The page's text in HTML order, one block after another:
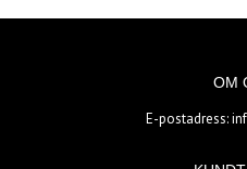
OM
E-postadress: